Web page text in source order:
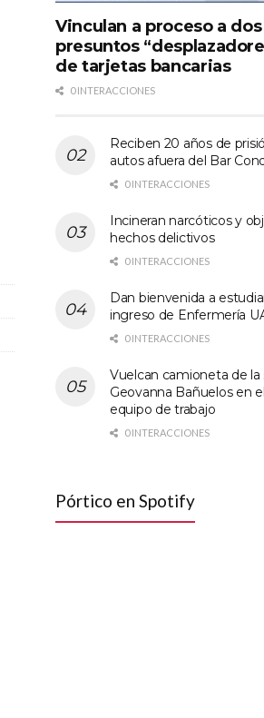
Vinculan a proceso a dos
presuntos
de tarjetas bancarias
0 INTERACCIONES
Reciben 20 años de
autos afuera del Bar
0 INTERACCIONES
Incineran narcóticos y
hechos delictivos
0 INTERACCIONES
Dan bienvenida a
ingreso de Enfermería
0 INTERACCIONES
Vuelcan camioneta de la
Geovanna Bañuelos en
equipo de trabajo
0 INTERACCIONES
Pórtico en Spotify